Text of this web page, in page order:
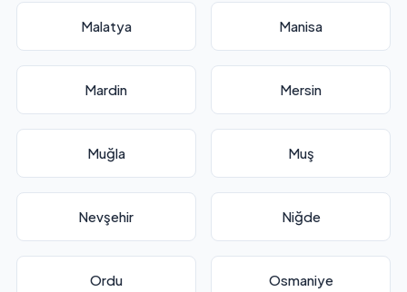
Malatya Manisa
Mardin Mersin
Muğla Muş
Nevşehir Niğde
Ordu Osmaniye